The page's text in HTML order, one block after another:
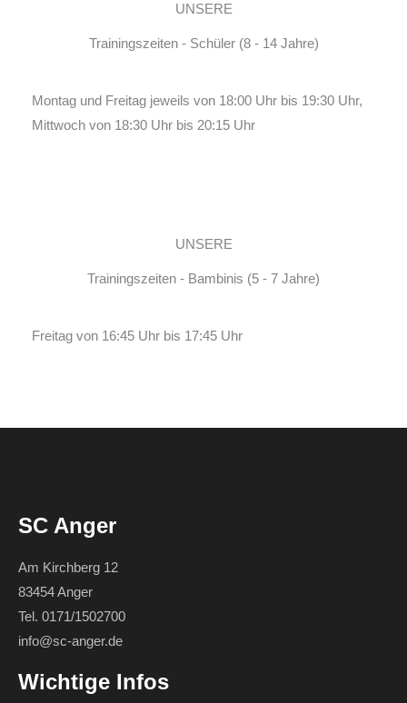
UNSERE
Trainingszeiten - Schüler (8 - 14 Jahre)
Montag und Freitag jeweils von 18:00 Uhr bis 19:30 Uhr,
Mittwoch von 18:30 Uhr bis 20:15 Uhr
UNSERE
Trainingszeiten - Bambinis (5 - 7 Jahre)
Freitag von 16:45 Uhr bis 17:45 Uhr
SC Anger
Am Kirchberg 12
83454 Anger
Tel. 0171/1502700
info@sc-anger.de
Wichtige Infos